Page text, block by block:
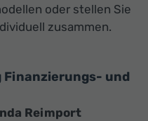
oder stellen Sie
zusammen.
Finanzierungs- und
Reimport